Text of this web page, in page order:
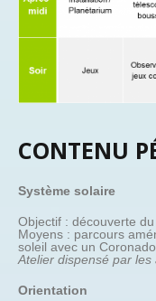
CONTENU
Système solaire
Objectif : découverte
Moyens : parcours
soleil avec un
Atelier dispensé par
Orientation